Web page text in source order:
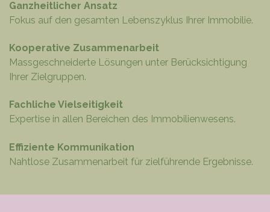
Ganzheitlicher Ansatz
Fokus auf den gesamten Lebenszyklus Ihrer Immobilie.
Kooperative Zusammenarbeit
Massgeschneiderte Lösungen unter Berücksichtigung
Ihrer Zielgruppen.
Fachliche Vielseitigkeit
Expertise in allen Bereichen des Immobilienwesens.
Effiziente Kommunikation
Nahtlose Zusammenarbeit für zielführende Ergebnisse.